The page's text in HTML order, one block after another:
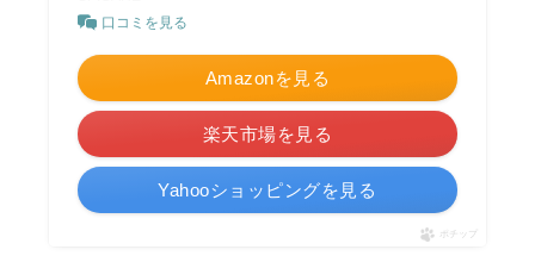
口コミを見る
Amazonを見る
楽天市場を見る
Yahooショッピングを見る
ポチップ